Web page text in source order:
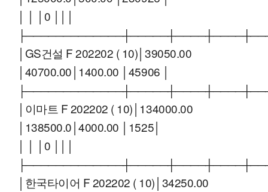
│ │ │0 │││
│GS건설 F 202202 ( 10)│39050.00
│40700.00│1400.00 │45906 │
│이마트 F 202202 ( 10)│134000.00
│138500.0│4000.00 │1525│
│ │ │0 │││
│한국타이어 F 202202 ( 10)│34250.00